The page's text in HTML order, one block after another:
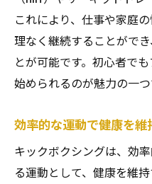
これにより、仕事や家庭
理なく継続することがで
とが可能です。初心者で
始められるのが魅力の一つ
効率的な運動で健康を維
キックボクシングは、効
る運動として、健康を維